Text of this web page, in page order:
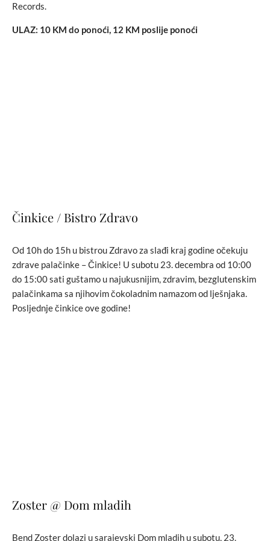
Records.
ULAZ: 10 KM do ponoći, 12 KM poslije ponoći
Činkice / Bistro Zdravo
Od 10h do 15h u bistrou Zdravo za slađi kraj godine očekuju
zdrave palačinke – Činkice! U subotu 23. decembra od 10:00
do 15:00 sati guštamo u najukusnijim, zdravim, bezglutenskim
palačinkama sa njihovim čokoladnim namazom od lješnjaka.
Posljednje činkice ove godine!
Zoster @ Dom mladih
Bend Zoster dolazi u sarajevski Dom mladih u subotu, 23.